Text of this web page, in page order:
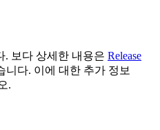
. 보다 상세한 내용은 Release
니다. 이에 대한 추가 정보
.